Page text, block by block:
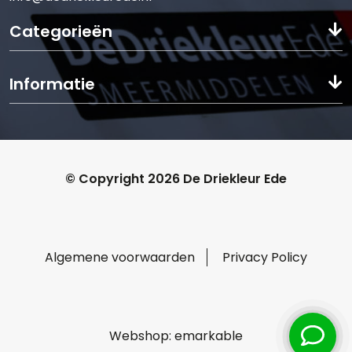
Categorieën
Informatie
© Copyright 2026 De Driekleur Ede
Algemene voorwaarden Privacy Policy
Webshop: emarkable